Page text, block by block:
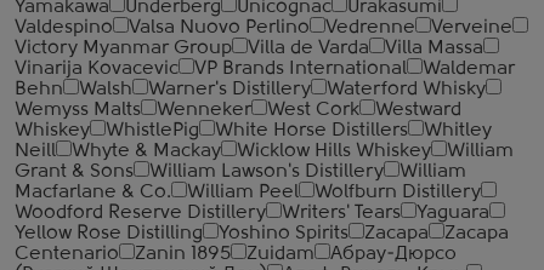
Yamakawa
Underberg Unicognac
Urakasumi
Valdespino
Valsa Nuovo Perlino Vedrenne
Verveine
Victory Myanmar Group
Villa de Varda
Villa Massa
Vinarija Kovacevic
VP Brands International
Waldemar
Behn
Walsh Warner's Distillery
Waterford Whisky
Wemyss Malts
Wenneker West Cork
Westward
Whiskey
WhistlePig White Horse Distillers
Whitley
Neill
Whyte & Mackay Wicklow Hills Whiskey
William
Grant & Sons
William Lawson's Distillery
William
Macfarlane & Co.
William Peel
Wolfburn Distillery
Woodford Reserve Distillery
Writers' Tears
Yaguara
Yellow Rose Distilling
Yoshino Spirits Zacapa
Zacapa
Centenario
Zanin 1895 Zuidam
Абрау-Дюрсо